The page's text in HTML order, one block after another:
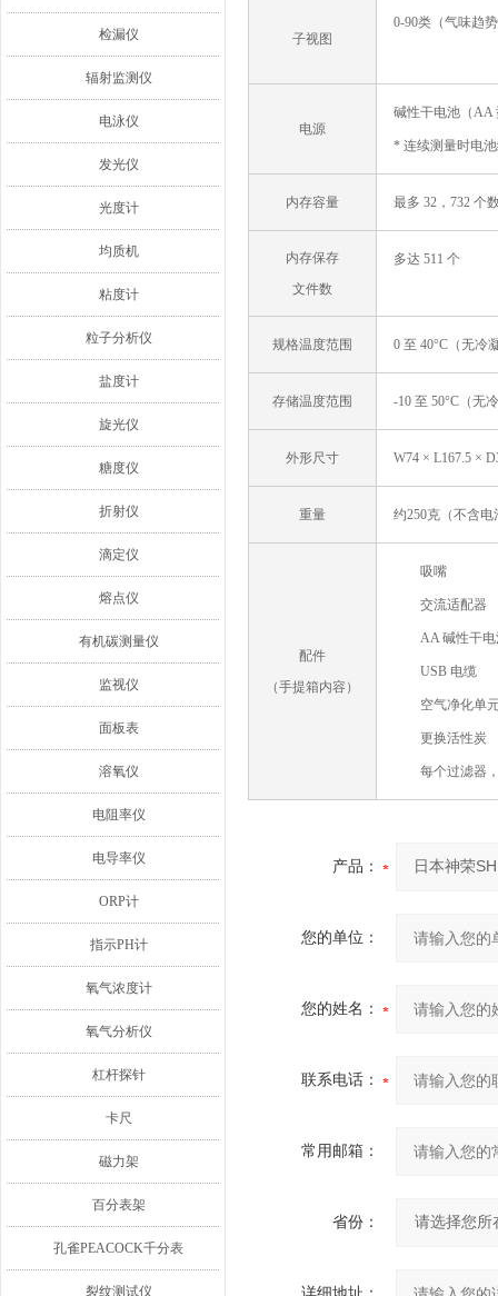
检漏仪
辐射监测仪
电泳仪
发光仪
光度计
均质机
粘度计
粒子分析仪
盐度计
旋光仪
糖度仪
折射仪
滴定仪
熔点仪
有机碳测量仪
监视仪
面板表
溶氧仪
电阻率仪
电导率仪
ORP计
指示PH计
氧气浓度计
氧气分析仪
杠杆探针
卡尺
磁力架
百分表架
孔雀PEACOCK千分表
裂纹测试仪
子视图
0-90类（气味趋
电源
碱性干电池（AA
* 连续测量时电
内存容量 最多 32，732 个
内存保存
文件数
多达 511 个
规格温度范围 0 至 40°C（无冷
存储温度范围 -10 至 50°C（无
外形尺寸 W74 × L167.5 ×
重量 约250克（不含电
配件
（手提箱内容）
吸嘴
交流适配器
AA 碱性干
USB 电缆
空气净化单
更换活性炭
每个过滤器
产品：
您的单位：
您的姓名：
联系电话：
常用邮箱：
省份：